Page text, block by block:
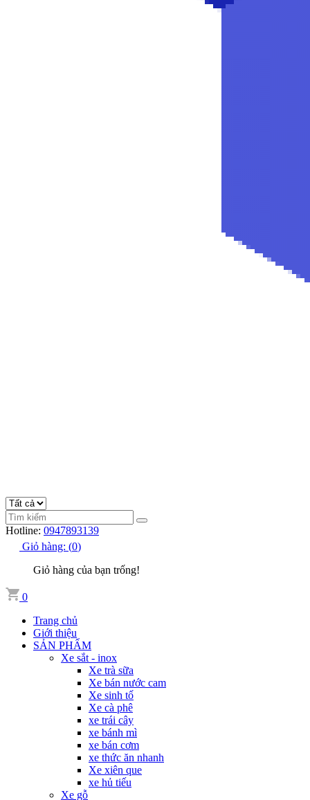
Hotline: 0947893139
Giỏ hàng: (0)
Giỏ hàng của bạn trống!
0
Trang chủ
Giới thiệu
SẢN PHẨM
Xe sắt - inox
Xe trà sữa
Xe bán nước cam
Xe sinh tố
Xe cà phê
xe trái cây
xe bánh mì
xe bán cơm
xe thức ăn nhanh
Xe xiên que
xe hủ tiếu
Xe gỗ